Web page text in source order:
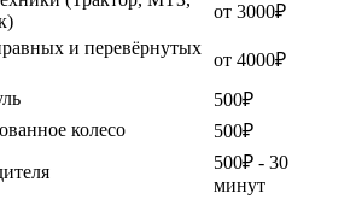
от 3000₽
и перевёрнутых
от 4000₽
500₽
колесо
500₽
500₽ - 30
минут